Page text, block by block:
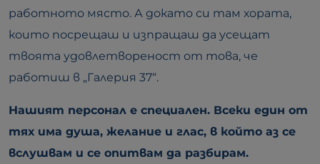
работното място. А докато си там хората,
които посрещаш и изпращаш да усещат
твоята удовлетвореност от това, че
работиш в „Галерия 37“.
Нашият персонал е специален. Всеки един от
тях има душа, желание и глас, в който аз се
вслушвам и се опитвам да разбирам.